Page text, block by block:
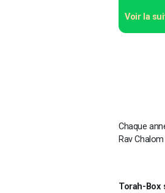
Voir la
Chaque
Rav
Torah-Box